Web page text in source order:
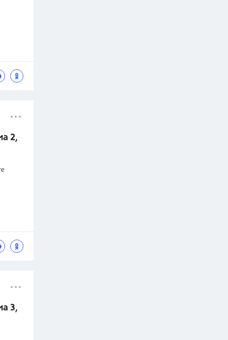
2,
3,